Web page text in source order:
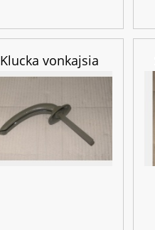
Klucka vonkajsia